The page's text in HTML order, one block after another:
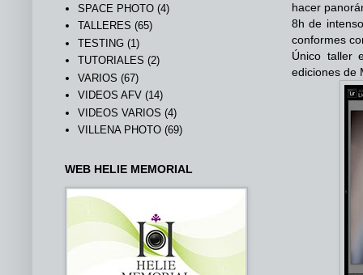
hacer
8h de
conformes
Único taller
ediciones de
SPACE PHOTO (4)
TALLERES (65)
TESTING (1)
TUTORIALES (2)
VARIOS (67)
VIDEOS AFV (14)
VIDEOS VARIOS (4)
VILLENA PHOTO (69)
WEB HELIE MEMORIAL